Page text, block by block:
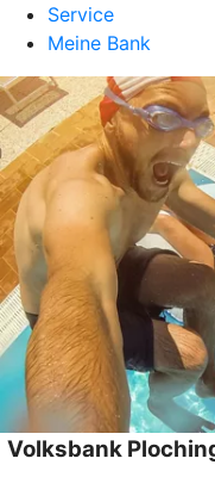
Service
Meine Bank
Volksbank